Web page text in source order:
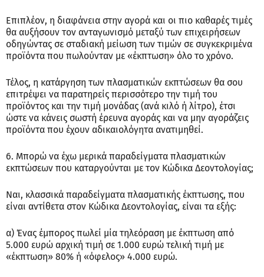
Επιπλέον, η διαφάνεια στην αγορά και οι πιο καθαρές τιμές
θα αυξήσουν τον ανταγωνισμό μεταξύ των επιχειρήσεων
οδηγώντας σε σταδιακή μείωση των τιμών σε συγκεκριμένα
προϊόντα που πωλούνταν με «έκπτωση» όλο το χρόνο.
Τέλος, η κατάργηση των πλασματικών εκπτώσεων θα σου
επιτρέψει να παρατηρείς περισσότερο την τιμή του
προϊόντος και την τιμή μονάδας (ανά κιλό ή λίτρο), έτσι
ώστε να κάνεις σωστή έρευνα αγοράς και να μην αγοράζεις
προϊόντα που έχουν αδικαιολόγητα ανατιμηθεί.
6. Μπορώ να έχω μερικά παραδείγματα πλασματικών
εκπτώσεων που καταργούνται με τον Κώδικα Δεοντολογίας;
Ναι, κλασσικά παραδείγματα πλασματικής έκπτωσης, που
είναι αντίθετα στον Κώδικα Δεοντολογίας, είναι τα εξής:
α) Ένας έμπορος πωλεί μία τηλεόραση με έκπτωση από
5.000 ευρώ αρχική τιμή σε 1.000 ευρώ τελική τιμή με
«έκπτωση» 80% ή «όφελος» 4.000 ευρώ.